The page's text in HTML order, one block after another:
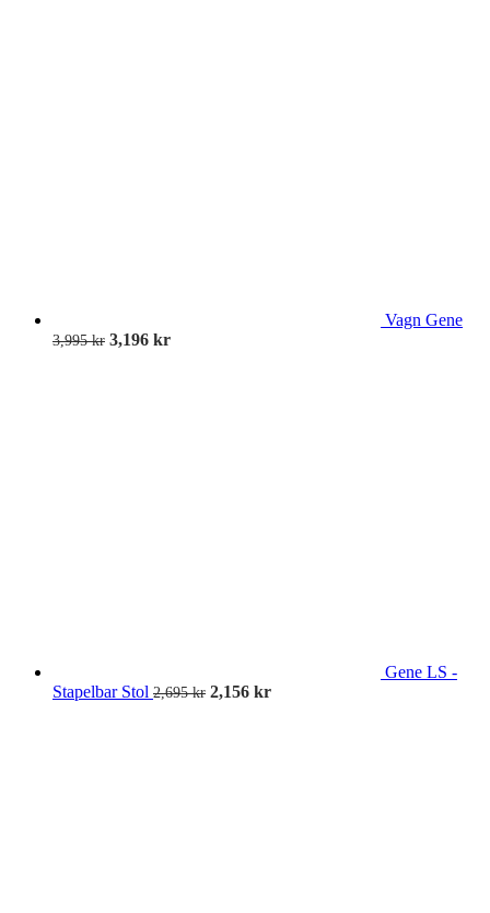
Vagn Gene
3,995kr 3,196 kr
Gene LS -
Stapelbar Stol 2,695kr 2,156 kr